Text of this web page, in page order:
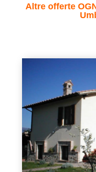
Altre offerte